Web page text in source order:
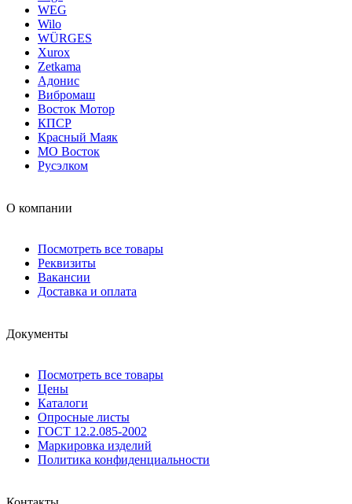
WEG
Wilo
WÜRGES
Xurox
Zetkama
Адонис
Вибромаш
Восток Мотор
КПСР
Красный Маяк
МО Восток
Русэлком
О компании
Посмотреть все товары
Реквизиты
Вакансии
Доставка и оплата
Документы
Посмотреть все товары
Цены
Каталоги
Опросные листы
ГОСТ 12.2.085-2002
Маркировка изделий
Политика конфиденциальности